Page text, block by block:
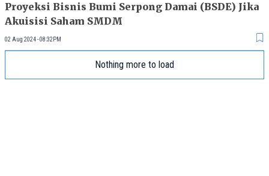
Proyeksi Bisnis Bumi Serpong Damai (BSDE) Jika
Akuisisi Saham SMDM
02 Aug 2024 - 08:32PM
Nothing more to load